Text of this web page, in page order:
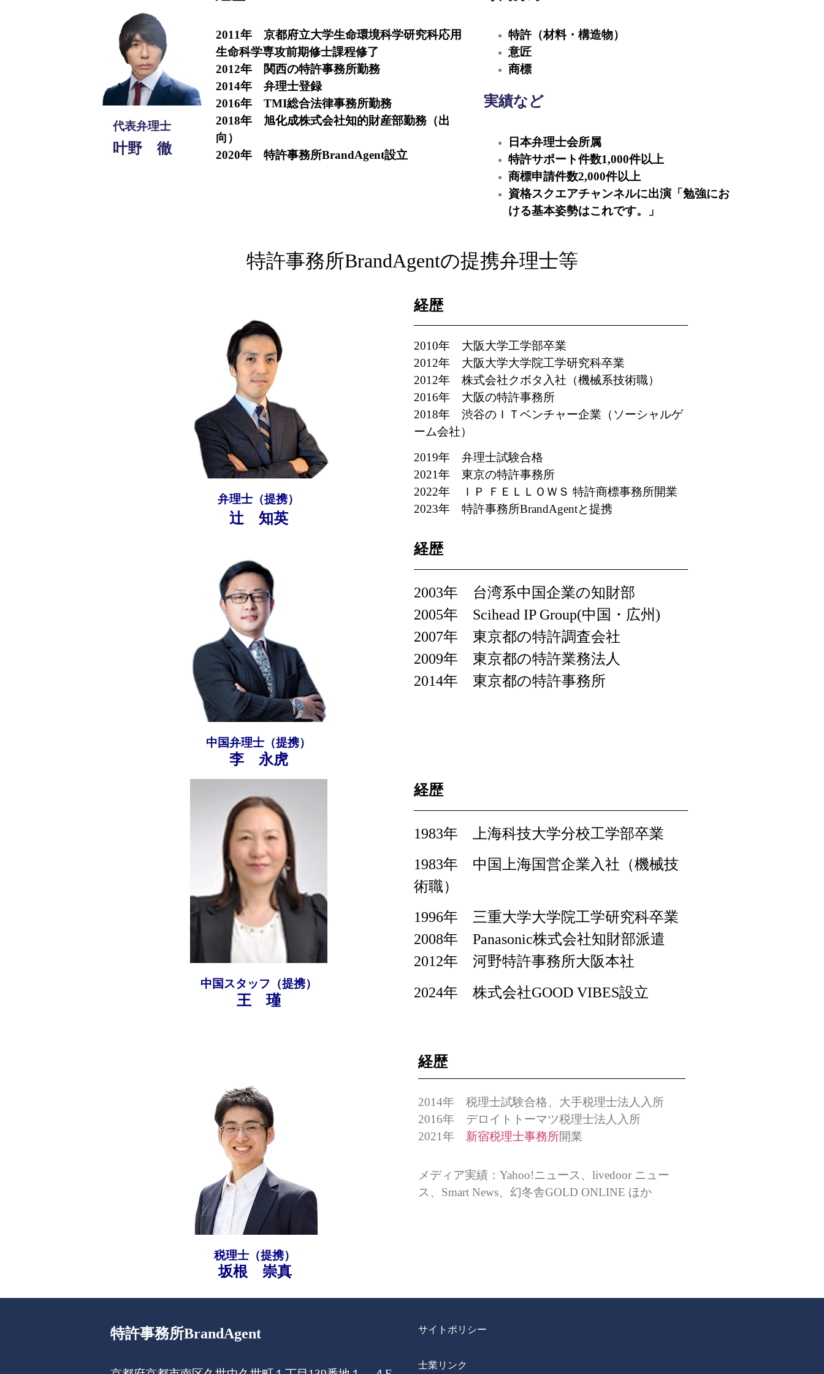
代表弁理士
叶野 徹
2011年 京都府立大学生命環境科学研究科応用
生命科学専攻前期修士課程修了
2012年 関西の特許事務所勤務
2014年 弁理士登録
2016年 TMI総合法律事務所勤務
2018年 旭化成株式会社知的財産部勤務（出
向）
2020年 特許事務所BrandAgent設立
特許（材料・構造物）
意匠
商標
実績など
日本弁理士会所属
特許サポート件数1,000件以上
商標申請件数2,000件以上
資格スクエアチャンネルに出演「勉強にお
ける基本姿勢はこれです。
」
特許事務所BrandAgentの提携弁理士等
弁理士（提携）
辻 知英
経歴
2010年 大阪大学工学部卒業
2012年 大阪大学大学院工学研究科卒業
2012年 株式会社クボタ入社（機械系技術職）
2016年 大阪の特許事務所
2018年 渋谷のＩＴベンチャー企業（ソーシャルゲ
ーム会社）
2019年 弁理士試験合格
2021年 東京の特許事務所
2022年
ＩＰ ＦＥＬＬＯＷＳ 特許商標事務所開業
2023年 特許事務所BrandAgentと提携
中国弁理士（提携）
李 永虎
経歴
2003年 台湾系中国企業の知財部
2005年 Scihead IP Group(中国・広州)
2007年 東京都の特許調査会社
2009年 東京都の特許業務法人
2014年 東京都の特許事務所
中国スタッフ（提携）
王 瑾
経歴
1983年 上海科技大学分校工学部卒業
1983年 中国上海国営企業入社（機械技
術職）
1996年 三重大学大学院工学研究科卒業
2008年 Panasonic株式会社知財部派遣
2012年 河野特許事務所大阪本社
2024年 株式会社GOOD VIBES設立
税理士（提携）
坂根 崇真
経歴
2014年 税理士試験合格、大手税理士法人入所
2016年 デロイトトーマツ税理士法人入所
2021年 新宿税理士事務所開業
メディア実績：Yahoo!ニュース、livedoor ニュー
ス、Smart News、幻冬舎GOLD ONLINE ほか
特許事務所BrandAgent サイトポリシー
士業リンク